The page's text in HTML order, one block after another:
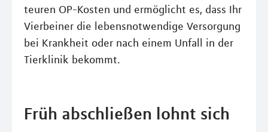
teuren OP-Kosten und ermöglicht es, dass Ihr
Vierbeiner die lebensnotwendige Versorgung
bei Krankheit oder nach einem Unfall in der
Tierklinik bekommt.
Früh abschließen lohnt sich